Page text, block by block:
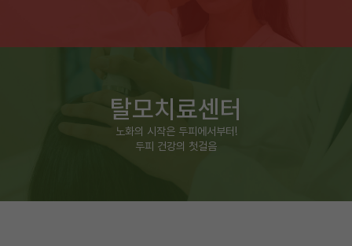
탈모치료센터
노화의 시작은 두피에서부터!
두피 건강의 첫걸음